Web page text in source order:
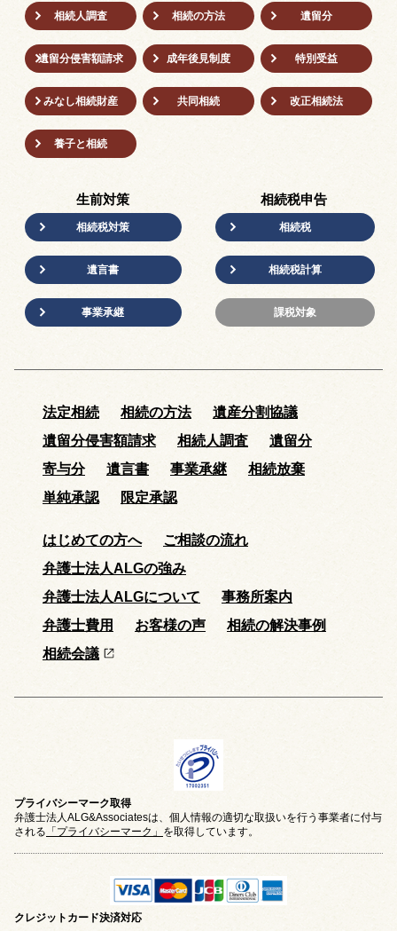
相続人調査 相続の方法 遺留分
遺留分侵害額請求 成年後⾒制度 特別受益
みなし相続財産 共同相続 改正相続法
養子と相続
生前対策
相続税対策
遺言書
事業承継
相続税申告
相続税
相続税計算
課税対象
法定相続 相続の方法
遺産分割協議
遺留分侵害額請求
相続人調査
遺留分
寄与分
遺言書 事業承継
相続放棄
単純承認
限定承認
はじめての方へ
ご相談の流れ
弁護士法人ALGの強み
弁護士法人ALGについて
事務所案内
弁護士費用
お客様の声
相続の解決事例
相続会議
プライバシーマーク取得
弁護士法人ALG&Associatesは、個人情報の適切な取扱いを行う事業者に付与
される 「プライバシーマーク」 を取得しています。
クレジットカード決済対応